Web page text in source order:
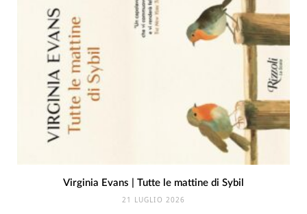
Virginia Evans | Tutte le mattine di Sybil
21 LUGLIO 2026